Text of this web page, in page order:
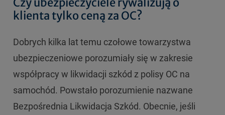
klienta tylko ceną za OC?
Dobrych kilka lat temu czołowe towarzystwa
ubezpieczeniowe porozumiały się w zakresie
współpracy w likwidacji szkód z polisy OC na
samochód. Powstało porozumienie nazwane
Bezpośrednia Likwidacja Szkód. Obecnie, jeśli